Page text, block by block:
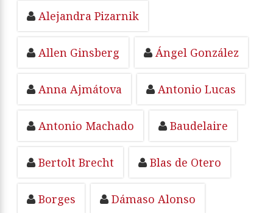
Alejandra Pizarnik
Allen Ginsberg Ángel González
Anna Ajmátova Antonio Lucas
Antonio Machado Baudelaire
Bertolt Brecht Blas de Otero
Borges Dámaso Alonso